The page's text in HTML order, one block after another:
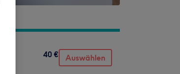
40 € Auswählen